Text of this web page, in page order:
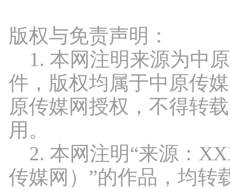
版权与免责声明：
1. 本网注明来源为中
件，版权均属于中原传
原传媒网授权，不得转
用。
2. 本网注明“来源：
传媒网）”的作品，均转